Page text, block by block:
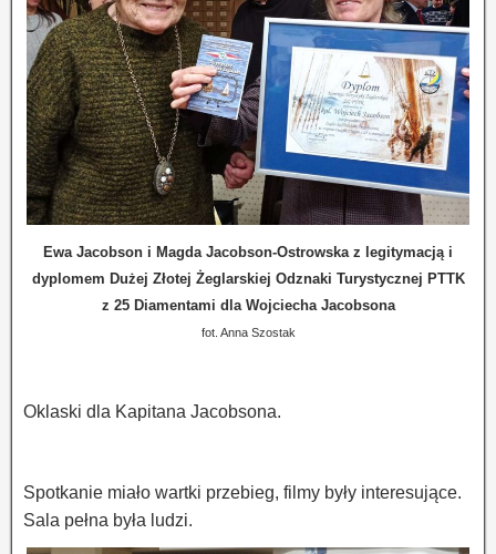
Ewa Jacobson i Magda Jacobson-Ostrowska z legitymacją i
dyplomem Dużej Złotej Żeglarskiej Odznaki Turystycznej PTTK
z 25 Diamentami dla Wojciecha Jacobsona
fot. Anna Szostak
Oklaski dla Kapitana Jacobsona.
Spotkanie miało wartki przebieg, filmy były interesujące.
Sala pełna była ludzi.